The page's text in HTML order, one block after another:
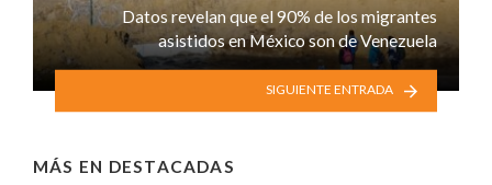
Datos revelan que el 90% de los migrantes
asistidos en México son de Venezuela
SIGUIENTE ENTRADA
MÁS EN DESTACADAS